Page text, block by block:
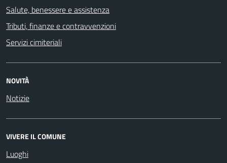
Salute, benessere e assistenza
Tributi, finanze e contravvenzioni
Servizi cimiteriali
NOVITÀ
Notizie
VIVERE IL COMUNE
Luoghi